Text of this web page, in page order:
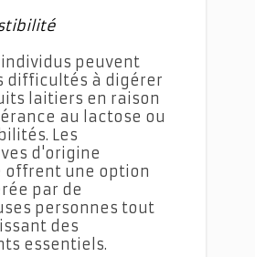
peuvent
difficultés à digérer
laitiers en raison
au lactose ou
Les
d'origine
offrent une option
par de
personnes tout
des
essentiels.